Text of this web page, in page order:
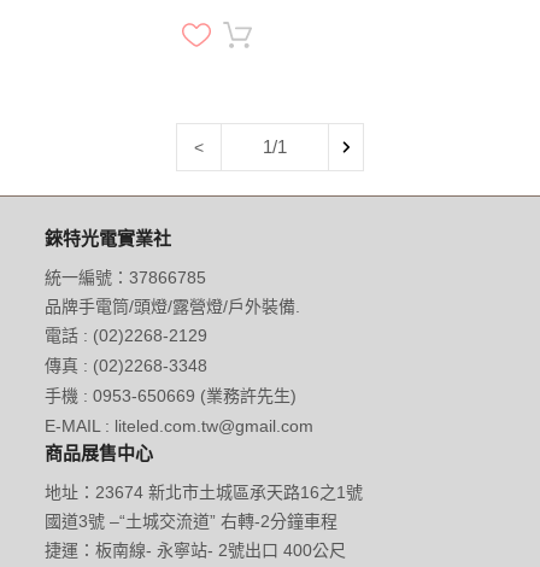
戶外 露營 狩獵 健行 跑步
< 1/1
錸特光電實業社
統一編號：37866785
品牌手電筒/頭燈/露營燈/戶外裝備.
電話 : (02)2268-2129
傳真 : (02)2268-3348
手機 : 0953-650669 (業務許先生)
E-MAIL : liteled.com.tw@gmail.com
商品展售中心
地址：23674 新北市土城區承天路16之1號
國道3號 –“土城交流道” 右轉-2分鐘車程
捷運：板南線- 永寧站- 2號出口 400公尺